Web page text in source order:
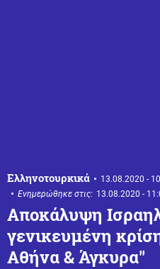
Ελληνοτουρκικά
13.08.2020 -
Ενημερώθηκε στις: 13.08.2020 -
Αποκάλυψη
γενικευμένη
Αθήνα & Άγκυρα''